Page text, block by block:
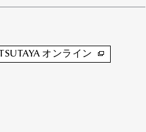
TSUTAYA オンライン